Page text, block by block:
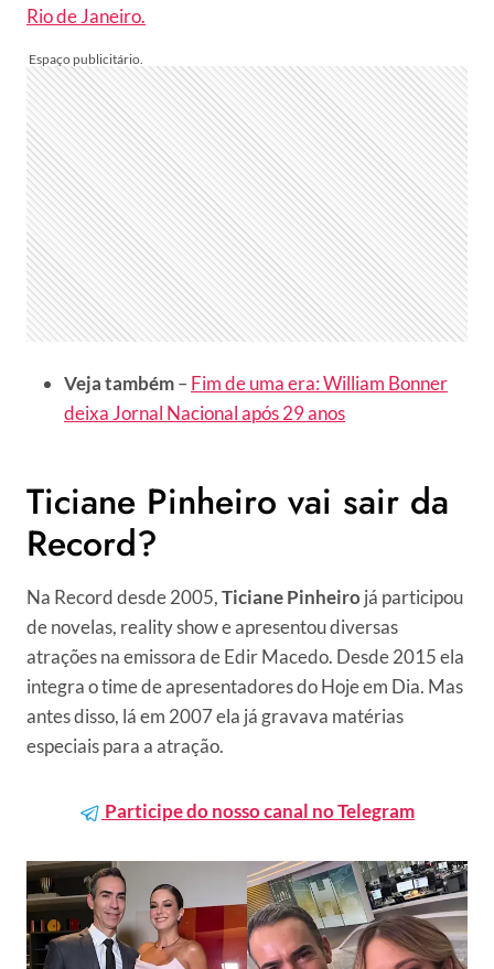
Rio de Janeiro.
Veja também– Fim de uma era: William Bonner
deixa Jornal Nacional após 29 anos
Ticiane Pinheiro vai sair da
Record?
Na Record desde 2005,Ticiane Pinheiro já participou
de novelas, reality show e apresentou diversas
atrações na emissora de Edir Macedo. Desde 2015 ela
integra o time de apresentadores do Hoje em Dia. Mas
antes disso, lá em 2007 ela já gravava matérias
especiais para a atração.
Participe do nosso canal no Telegram